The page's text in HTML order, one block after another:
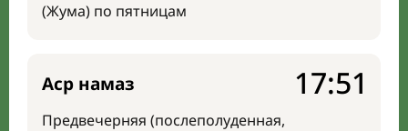
(Жума) по пятницам
Аср намаз
Предвечерняя (послеполуденная,
17:51